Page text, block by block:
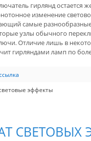
гирлянд остается
изменение
самые
узлы обычного
Отличие лишь в
гирляндами ламп по
эффекты
СВЕТОВЫХ